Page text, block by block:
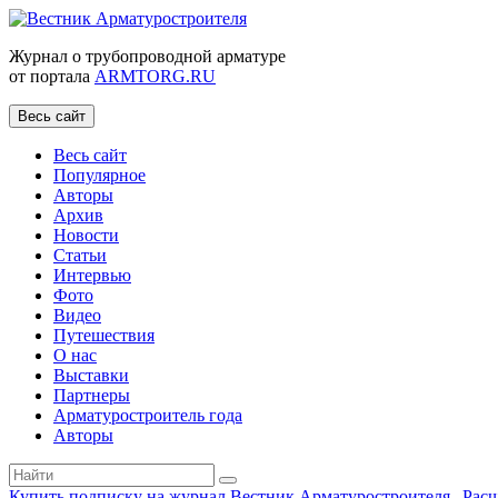
Журнал о трубопроводной арматуре
от портала ARMTORG.RU
Весь сайт
Весь сайт
Популярное
Авторы
Архив
Новости
Статьи
Интервью
Фото
Видео
Путешествия
О нас
Выставки
Партнеры
Арматуростроитель года
Авторы